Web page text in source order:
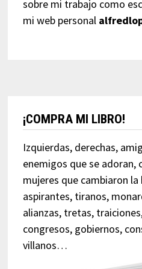
sobre mi trabajo como
mi web personal
¡COMPRA MI LIBRO!
Izquierdas, derechas,
enemigos que se adoran,
mujeres que cambiaron
aspirantes, tiranos,
alianzas, tretas,
congresos, gobiernos,
villanos…